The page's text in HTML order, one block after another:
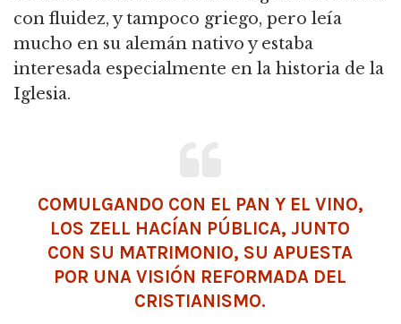
con fluidez, y tampoco griego, pero leía
mucho en su alemán nativo y estaba
interesada especialmente en la historia de la
Iglesia.
COMULGANDO CON EL PAN Y EL VINO,
LOS ZELL HACÍAN PÚBLICA, JUNTO
CON SU MATRIMONIO, SU APUESTA
POR UNA VISIÓN REFORMADA DEL
CRISTIANISMO.